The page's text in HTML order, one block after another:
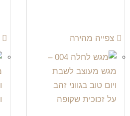
צפייה מהירה